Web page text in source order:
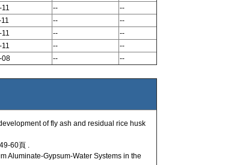
--
--
--
--
--
--
--
--
08 -- --
of fly ash and residual rice husk
60頁 .
Aluminate-Gypsum-Water Systems in the